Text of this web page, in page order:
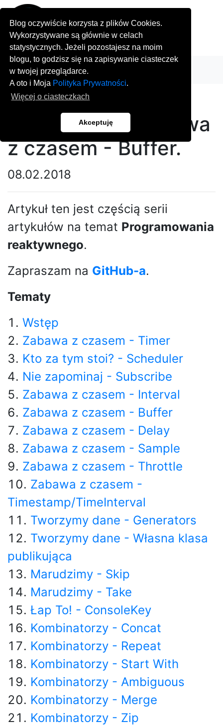
Blog oczywiście korzysta z plików Cookies.
Wykorzystywane są głównie w celach
statystycznych. Jeżeli pozostajesz na moim
blogu, to godzisz się na zapisywanie ciasteczek
w twojej przeglądarce.
A oto i Moja Polityka Prywatności.
Więcej o ciasteczkach
Akceptuję
Programowanie
Reaktywne - Zabawa
z czasem - Buffer.
08.02.2018
Artykuł ten jest częścią serii
artykułów na temat Programowania
reaktywnego.
Zapraszam na GitHub-a.
Tematy
Wstęp
Zabawa z czasem - Timer
Kto za tym stoi? - Scheduler
Nie zapominaj - Subscribe
Zabawa z czasem - Interval
Zabawa z czasem - Buffer
Zabawa z czasem - Delay
Zabawa z czasem - Sample
Zabawa z czasem - Throttle
Zabawa z czasem -
Timestamp/TimeInterval
Tworzymy dane - Generators
Tworzymy dane - Własna klasa
publikująca
Marudzimy - Skip
Marudzimy - Take
Łap To! - ConsoleKey
Kombinatorzy - Concat
Kombinatorzy - Repeat
Kombinatorzy - Start With
Kombinatorzy - Ambiguous
Kombinatorzy - Merge
Kombinatorzy - Zip